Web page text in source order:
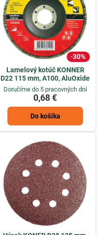
30%
Lamelový kotúč KONNER
D22 115 mm, A100, AluOxide
Doručíme do 5 pracovných dní
0,68 €
Do košíka